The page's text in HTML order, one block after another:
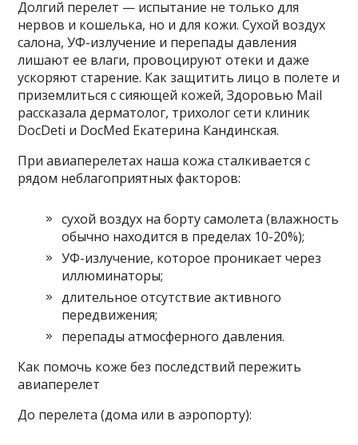
Долгий перелет — испытание не только для
нервов и кошелька, но и для кожи. Сухой воздух
салона, УФ-излучение и перепады давления
лишают ее влаги, провоцируют отеки и даже
ускоряют старение. Как защитить лицо в полете и
приземлиться с сияющей кожей, Здоровью Mail
рассказала дерматолог, трихолог сети клиник
DocDeti и DocMed Екатерина Кандинская.
При авиаперелетах наша кожа сталкивается с
рядом неблагоприятных факторов:
сухой воздух на борту самолета (влажность
обычно находится в пределах 10-20%);
УФ-излучение, которое проникает через
иллюминаторы;
длительное отсутствие активного
передвижения;
перепады атмосферного давления.
Как помочь коже без последствий пережить
авиаперелет
До перелета (дома или в аэропорту):